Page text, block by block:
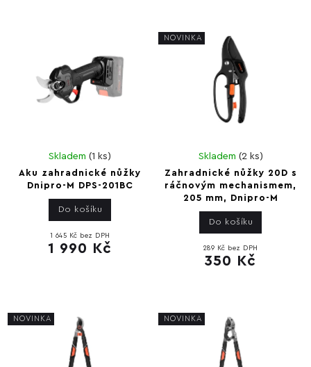
Aku zahradnické nůžky
Dnipro-M DPS-201BC
Skladem(1 ks)
1 645 Kč bez DPH
1 990 Kč
Do košíku
NOVINKA
Zahradnické nůžky 20D s
ráčnovým mechanismem,
205 mm, Dnipro-M
Skladem (2 ks)
289 Kč bez DPH
350 Kč
Do košíku
NOVINKA NOVINKA